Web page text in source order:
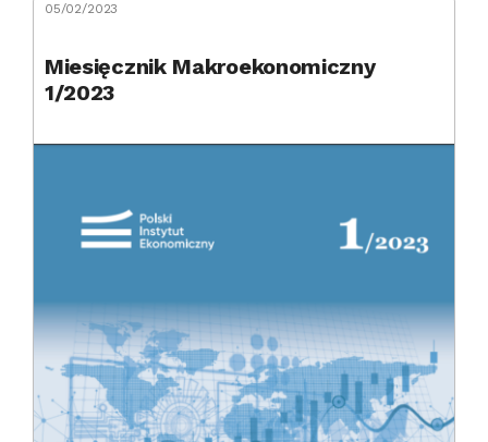
05/02/2023
Miesięcznik Makroekonomiczny
1/2023